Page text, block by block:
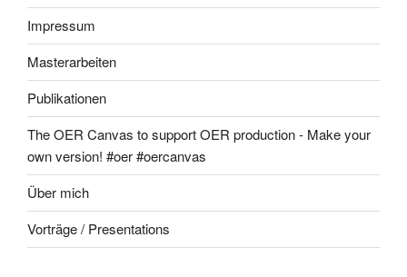
Impressum
Masterarbeiten
Publikationen
The OER Canvas to support OER production - Make your
own version! #oer #oercanvas
Über mich
Vorträge / Presentations